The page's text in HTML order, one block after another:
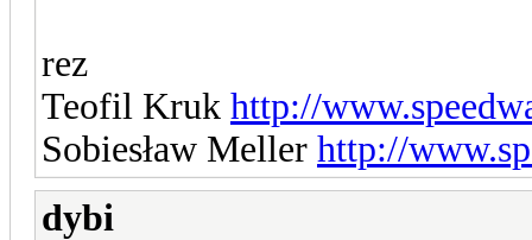
rez
Teofil Kruk http://
Sobiesław Meller http://
dybi